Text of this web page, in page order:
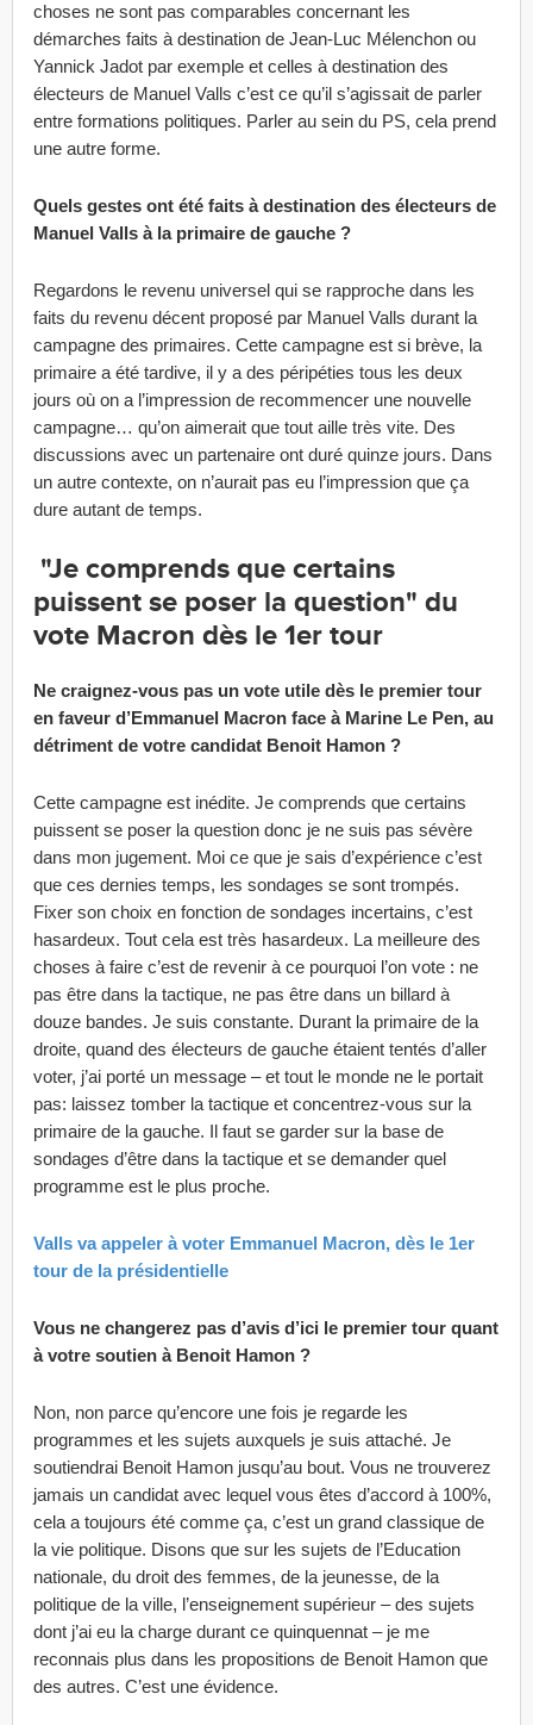
choses ne sont pas comparables concernant les
démarches faits à destination de Jean-Luc Mélenchon ou
Yannick Jadot par exemple et celles à destination des
électeurs de Manuel Valls c’est ce qu’il s’agissait de parler
entre formations politiques. Parler au sein du PS, cela prend
une autre forme.
Quels gestes ont été faits à destination des électeurs de
Manuel Valls à la primaire de gauche ?
Regardons le revenu universel qui se rapproche dans les
faits du revenu décent proposé par Manuel Valls durant la
campagne des primaires. Cette campagne est si brève, la
primaire a été tardive, il y a des péripéties tous les deux
jours où on a l’impression de recommencer une nouvelle
campagne… qu’on aimerait que tout aille très vite. Des
discussions avec un partenaire ont duré quinze jours. Dans
un autre contexte, on n’aurait pas eu l’impression que ça
dure autant de temps.
"Je comprends que certains
puissent se poser la question" du
vote Macron dès le 1er tour
Ne craignez-vous pas un vote utile dès le premier tour
en faveur d’Emmanuel Macron face à Marine Le Pen, au
détriment de votre candidat Benoit Hamon ?
Cette campagne est inédite. Je comprends que certains
puissent se poser la question donc je ne suis pas sévère
dans mon jugement. Moi ce que je sais d’expérience c’est
que ces dernies temps, les sondages se sont trompés.
Fixer son choix en fonction de sondages incertains, c’est
hasardeux. Tout cela est très hasardeux. La meilleure des
choses à faire c’est de revenir à ce pourquoi l’on vote : ne
pas être dans la tactique, ne pas être dans un billard à
douze bandes. Je suis constante. Durant la primaire de la
droite, quand des électeurs de gauche étaient tentés d’aller
voter, j’ai porté un message – et tout le monde ne le portait
pas: laissez tomber la tactique et concentrez-vous sur la
primaire de la gauche. Il faut se garder sur la base de
sondages d’être dans la tactique et se demander quel
programme est le plus proche.
Valls va appeler à voter Emmanuel Macron, dès le 1er
tour de la présidentielle
Vous ne changerez pas d’avis d’ici le premier tour quant
à votre soutien à Benoit Hamon ?
Non, non parce qu’encore une fois je regarde les
programmes et les sujets auxquels je suis attaché. Je
soutiendrai Benoit Hamon jusqu’au bout. Vous ne trouverez
jamais un candidat avec lequel vous êtes d’accord à 100%,
cela a toujours été comme ça, c’est un grand classique de
la vie politique. Disons que sur les sujets de l’Education
nationale, du droit des femmes, de la jeunesse, de la
politique de la ville, l’enseignement supérieur – des sujets
dont j’ai eu la charge durant ce quinquennat – je me
reconnais plus dans les propositions de Benoit Hamon que
des autres. C’est une évidence.